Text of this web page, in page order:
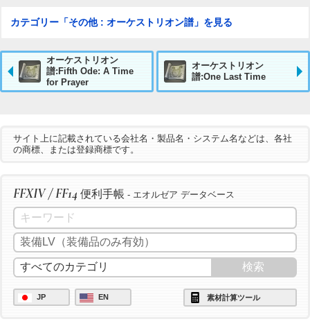
カテゴリー「その他 : オーケストリオン譜」を見る
オーケストリオン
譜:Fifth Ode: A Time
for Prayer
オーケストリオン
譜:One Last Time
サイト上に記載されている会社名・製品名・システム名などは、各社
の商標、または登録商標です。
FFXIV / FF14 便利手帳 - エオルゼア データベース
JP EN 素材計算ツール